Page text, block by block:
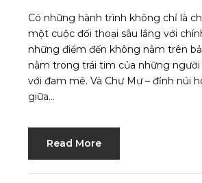
Có những hành trình không chỉ là
một cuộc đối thoại sâu lắng với
những điểm đến không nằm trên
nằm trong trái tim của những
với đam mê. Và Chư Mư – đỉnh núi
giữa...
Read More